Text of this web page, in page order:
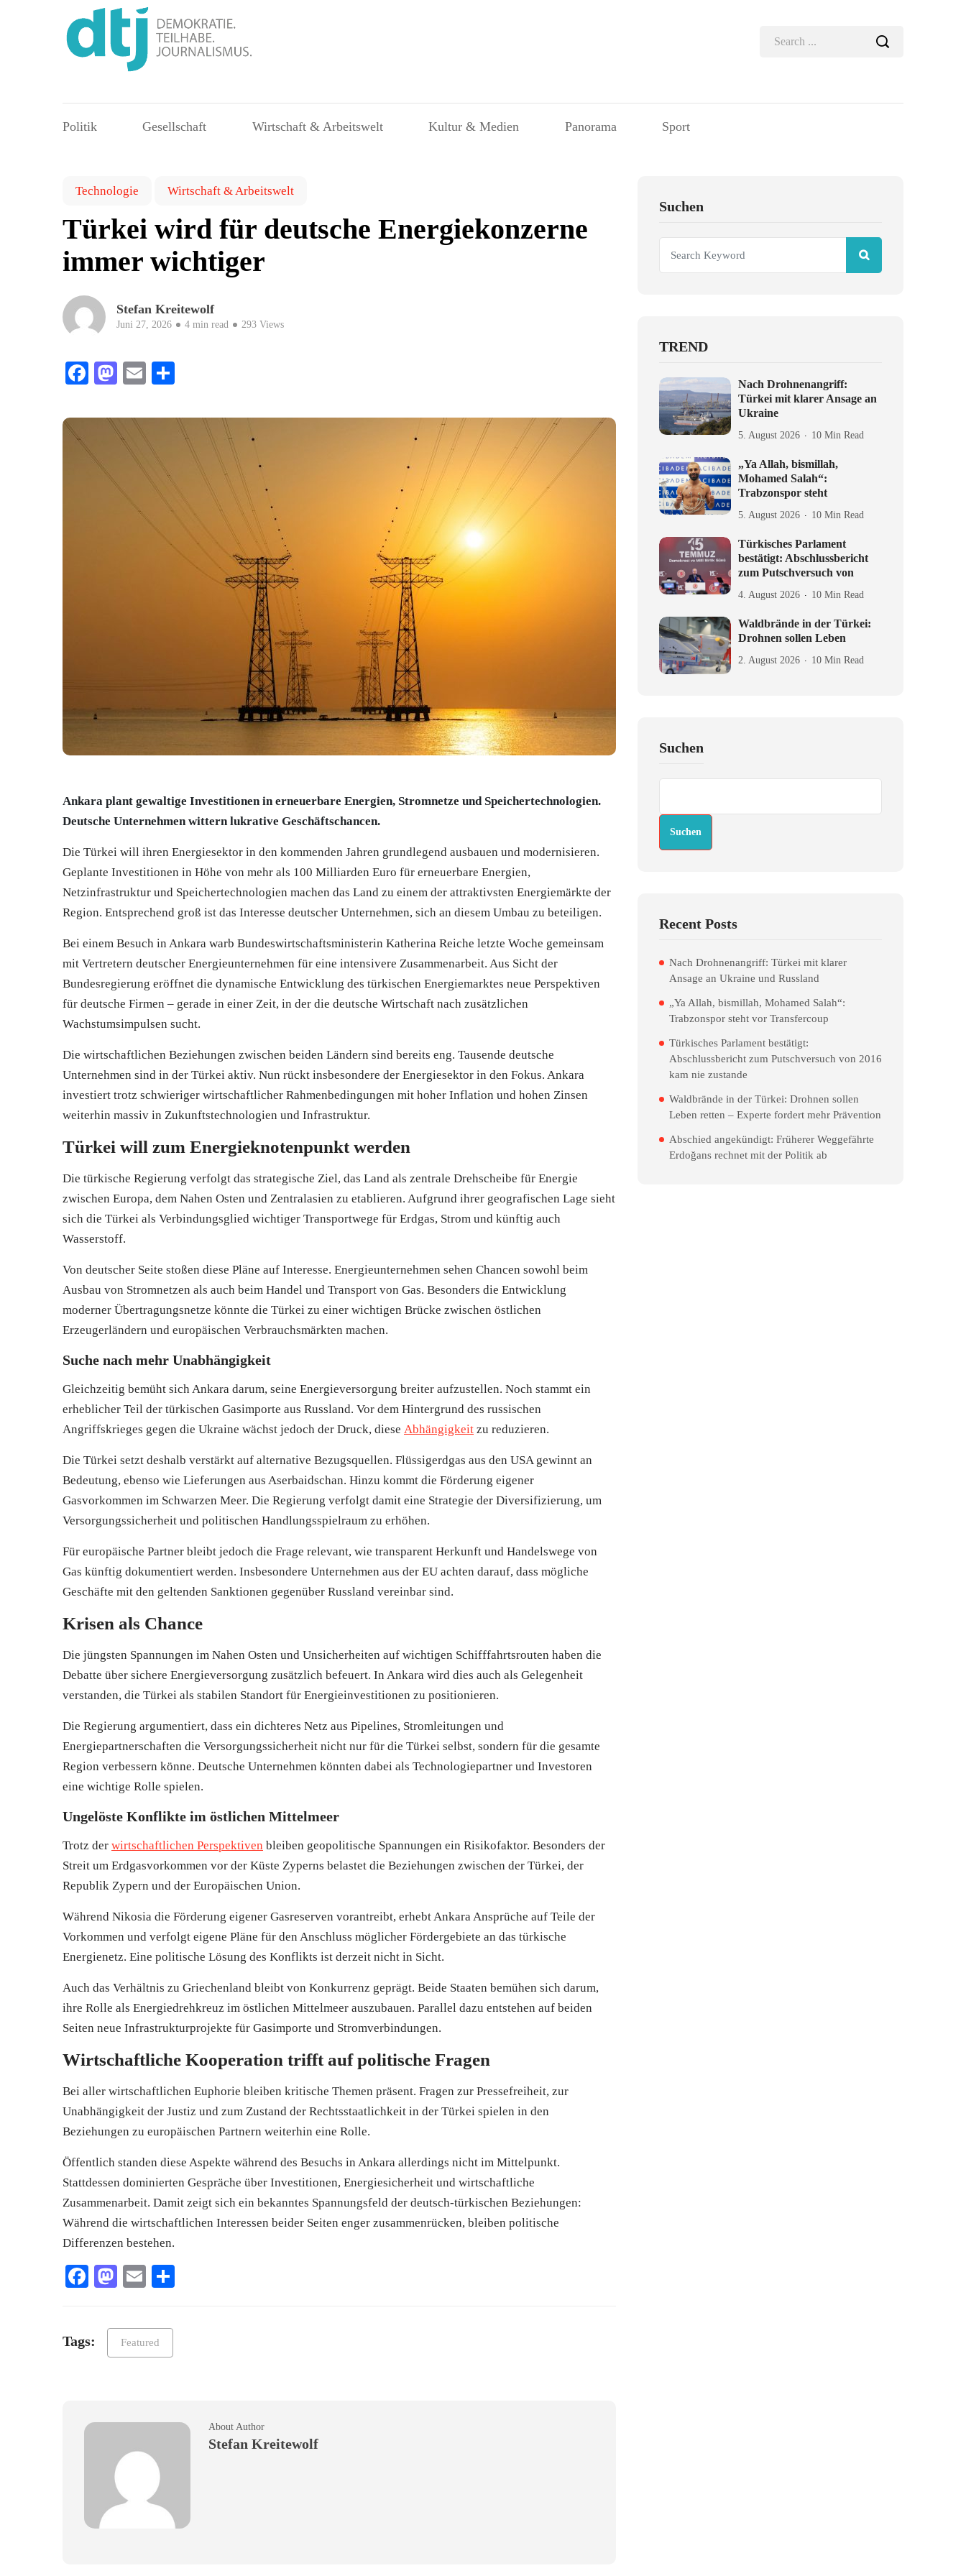
Politik Gesellschaft Wirtschaft & Arbeitswelt Kultur & Medien Panorama Sport
Technologie Wirtschaft & Arbeitswelt
Türkei wird für deutsche Energiekonzerne
immer wichtiger
Stefan Kreitewolf
Juni 27, 2026 4 min read 293 Views
Facebook
Mastodon
Email
Ankara plant gewaltige Investitionen in erneuerbare Energien, Stromnetze und Speichertechnologien.
Deutsche Unternehmen wittern lukrative Geschäftschancen.
Die Türkei will ihren Energiesektor in den kommenden Jahren grundlegend ausbauen und modernisieren.
Geplante Investitionen in Höhe von mehr als 100 Milliarden Euro für erneuerbare Energien,
Netzinfrastruktur und Speichertechnologien machen das Land zu einem der attraktivsten Energiemärkte der
Region. Entsprechend groß ist das Interesse deutscher Unternehmen, sich an diesem Umbau zu beteiligen.
Bei einem Besuch in Ankara warb Bundeswirtschaftsministerin Katherina Reiche letzte Woche gemeinsam
mit Vertretern deutscher Energieunternehmen für eine intensivere Zusammenarbeit. Aus Sicht der
Bundesregierung eröffnet die dynamische Entwicklung des türkischen Energiemarktes neue Perspektiven
für deutsche Firmen – gerade in einer Zeit, in der die deutsche Wirtschaft nach zusätzlichen
Wachstumsimpulsen sucht.
Die wirtschaftlichen Beziehungen zwischen beiden Ländern sind bereits eng. Tausende deutsche
Unternehmen sind in der Türkei aktiv. Nun rückt insbesondere der Energiesektor in den Fokus. Ankara
investiert trotz schwieriger wirtschaftlicher Rahmenbedingungen mit hoher Inflation und hohen Zinsen
weiterhin massiv in Zukunftstechnologien und Infrastruktur.
Türkei will zum Energieknotenpunkt werden
Die türkische Regierung verfolgt das strategische Ziel, das Land als zentrale Drehscheibe für Energie
zwischen Europa, dem Nahen Osten und Zentralasien zu etablieren. Aufgrund ihrer geografischen Lage sieht
sich die Türkei als Verbindungsglied wichtiger Transportwege für Erdgas, Strom und künftig auch
Wasserstoff.
Von deutscher Seite stoßen diese Pläne auf Interesse. Energieunternehmen sehen Chancen sowohl beim
Ausbau von Stromnetzen als auch beim Handel und Transport von Gas. Besonders die Entwicklung
moderner Übertragungsnetze könnte die Türkei zu einer wichtigen Brücke zwischen östlichen
Erzeugerländern und europäischen Verbrauchsmärkten machen.
Suche nach mehr Unabhängigkeit
Gleichzeitig bemüht sich Ankara darum, seine Energieversorgung breiter aufzustellen. Noch stammt ein
erheblicher Teil der türkischen Gasimporte aus Russland. Vor dem Hintergrund des russischen
Angriffskrieges gegen die Ukraine wächst jedoch der Druck, diese Abhängigkeit zu reduzieren.
Die Türkei setzt deshalb verstärkt auf alternative Bezugsquellen. Flüssigerdgas aus den USA gewinnt an
Bedeutung, ebenso wie Lieferungen aus Aserbaidschan. Hinzu kommt die Förderung eigener
Gasvorkommen im Schwarzen Meer. Die Regierung verfolgt damit eine Strategie der Diversifizierung, um
Versorgungssicherheit und politischen Handlungsspielraum zu erhöhen.
Für europäische Partner bleibt jedoch die Frage relevant, wie transparent Herkunft und Handelswege von
Gas künftig dokumentiert werden. Insbesondere Unternehmen aus der EU achten darauf, dass mögliche
Geschäfte mit den geltenden Sanktionen gegenüber Russland vereinbar sind.
Krisen als Chance
Die jüngsten Spannungen im Nahen Osten und Unsicherheiten auf wichtigen Schifffahrtsrouten haben die
Debatte über sichere Energieversorgung zusätzlich befeuert. In Ankara wird dies auch als Gelegenheit
verstanden, die Türkei als stabilen Standort für Energieinvestitionen zu positionieren.
Die Regierung argumentiert, dass ein dichteres Netz aus Pipelines, Stromleitungen und
Energiepartnerschaften die Versorgungssicherheit nicht nur für die Türkei selbst, sondern für die gesamte
Region verbessern könne. Deutsche Unternehmen könnten dabei als Technologiepartner und Investoren
eine wichtige Rolle spielen.
Ungelöste Konflikte im östlichen Mittelmeer
Trotz der wirtschaftlichen Perspektiven bleiben geopolitische Spannungen ein Risikofaktor. Besonders der
Streit um Erdgasvorkommen vor der Küste Zyperns belastet die Beziehungen zwischen der Türkei, der
Republik Zypern und der Europäischen Union.
Während Nikosia die Förderung eigener Gasreserven vorantreibt, erhebt Ankara Ansprüche auf Teile der
Vorkommen und verfolgt eigene Pläne für den Anschluss möglicher Fördergebiete an das türkische
Energienetz. Eine politische Lösung des Konflikts ist derzeit nicht in Sicht.
Auch das Verhältnis zu Griechenland bleibt von Konkurrenz geprägt. Beide Staaten bemühen sich darum,
ihre Rolle als Energiedrehkreuz im östlichen Mittelmeer auszubauen. Parallel dazu entstehen auf beiden
Seiten neue Infrastrukturprojekte für Gasimporte und Stromverbindungen.
Wirtschaftliche Kooperation trifft auf politische Fragen
Bei aller wirtschaftlichen Euphorie bleiben kritische Themen präsent. Fragen zur Pressefreiheit, zur
Unabhängigkeit der Justiz und zum Zustand der Rechtsstaatlichkeit in der Türkei spielen in den
Beziehungen zu europäischen Partnern weiterhin eine Rolle.
Öffentlich standen diese Aspekte während des Besuchs in Ankara allerdings nicht im Mittelpunkt.
Stattdessen dominierten Gespräche über Investitionen, Energiesicherheit und wirtschaftliche
Zusammenarbeit. Damit zeigt sich ein bekanntes Spannungsfeld der deutsch-türkischen Beziehungen:
Während die wirtschaftlichen Interessen beider Seiten enger zusammenrücken, bleiben politische
Differenzen bestehen.
Facebook
Mastodon
Email
Tags: Featured
About Author
Stefan Kreitewolf
Suchen
TREND
Nach Drohnenangriff:
Türkei mit klarer Ansage an
Ukraine
5. August 2026 10 Min Read
„Ya Allah, bismillah,
Mohamed Salah“:
Trabzonspor steht
5. August 2026 10 Min Read
Türkisches Parlament
bestätigt: Abschlussbericht
zum Putschversuch von
4. August 2026 10 Min Read
Waldbrände in der Türkei:
Drohnen sollen Leben
2. August 2026 10 Min Read
Suchen
Suchen
Recent Posts
Nach Drohnenangriff: Türkei mit klarer
Ansage an Ukraine und Russland
„Ya Allah, bismillah, Mohamed Salah“:
Trabzonspor steht vor Transfercoup
Türkisches Parlament bestätigt:
Abschlussbericht zum Putschversuch von 2016
kam nie zustande
Waldbrände in der Türkei: Drohnen sollen
Leben retten – Experte fordert mehr Prävention
Abschied angekündigt: Früherer Weggefährte
Erdoğans rechnet mit der Politik ab